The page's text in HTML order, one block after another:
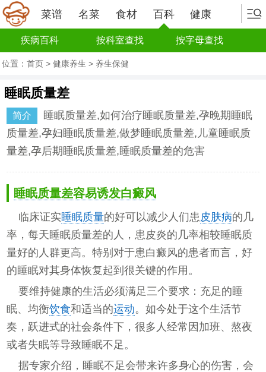
菜谱 名菜 食材 百科 健康
疾病百科 按科室查找 按字母查找
位置： 首页 > 健康养生 > 养生保健
睡眠质量差
简介
睡眠质量差,如何治疗睡眠质量差,孕晚期睡眠
质量差,孕妇睡眠质量差,做梦睡眠质量差,儿童睡眠质
量差,孕后期睡眠质量差,睡眠质量差的危害
睡眠质量差容易诱发白癜风
临床证实睡眠质量的好可以减少人们患 皮肤病的几
率，每天睡眠质量差的人，患皮炎的几率相较睡眠质
量好的人群更高。特别对于患白癜风的患者而言，好
的睡眠对其身体恢复起到很关键的作用。
要维持健康的生活必须满足三个要求：充足的睡
眠、均衡饮食和适当的运动。如今处于这个生活节
奏，跃进式的社会条件下，很多人经常因加班、熬夜
或者失眠等导致睡眠不足。
据专家介绍，睡眠不足会带来许多身心的伤害，会